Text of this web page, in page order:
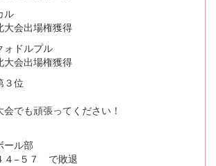
ル
会出場権獲得
ドルプル
会出場権獲得
３位
でも頑張ってください！
ール部
−５７ で敗退